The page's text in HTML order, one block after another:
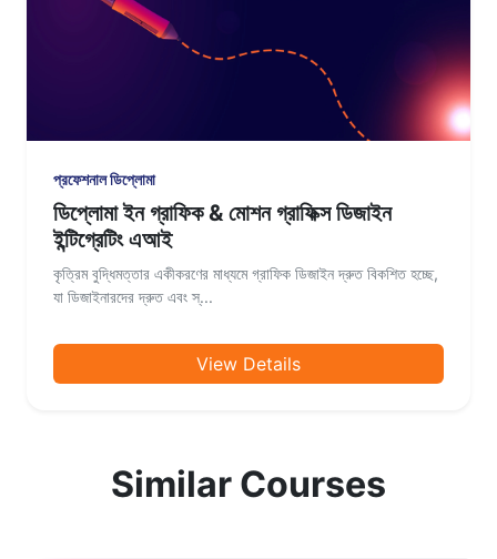
প্রফেশনাল ডিপ্লোমা
ডিপ্লোমা ইন গ্রাফিক & মোশন গ্রাফিক্স ডিজাইন
ইন্টিগ্রেটিং এআই
কৃত্রিম বুদ্ধিমত্তার একীকরণের মাধ্যমে গ্রাফিক ডিজাইন দ্রুত বিকশিত হচ্ছে,
যা ডিজাইনারদের দ্রুত এবং স্...
View Details
Similar Courses